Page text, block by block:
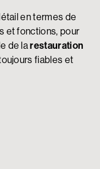
en termes de
et fonctions, pour
de larestauration
fiables et